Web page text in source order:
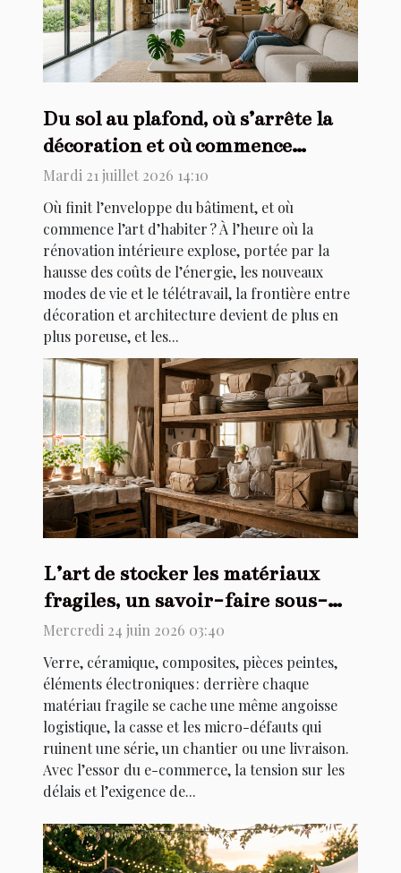
Du sol au plafond, où s’arrête la
décoration et où commence
l’architecture ?
Mardi 21 juillet 2026 14:10
Où finit l’enveloppe du bâtiment, et où
commence l’art d’habiter ? À l’heure où la
rénovation intérieure explose, portée par la
hausse des coûts de l’énergie, les nouveaux
modes de vie et le télétravail, la frontière entre
décoration et architecture devient de plus en
plus poreuse, et les...
L’art de stocker les matériaux
fragiles, un savoir-faire sous-
estimé
Mercredi 24 juin 2026 03:40
Verre, céramique, composites, pièces peintes,
éléments électroniques : derrière chaque
matériau fragile se cache une même angoisse
logistique, la casse et les micro-défauts qui
ruinent une série, un chantier ou une livraison.
Avec l’essor du e-commerce, la tension sur les
délais et l’exigence de...